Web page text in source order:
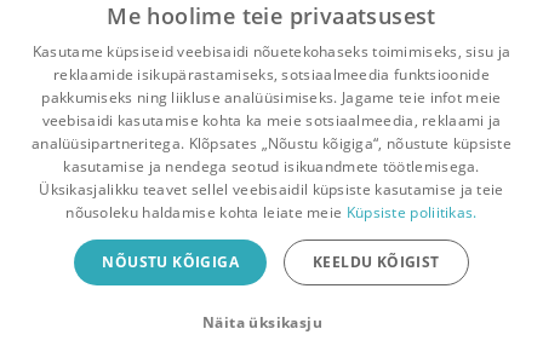
0 0
Pealehele Ostukorv Sõnumid Teated Konto
Raamatuvahetuse mobiiliäpp
Vaheta raamatuid veelgi mugavamalt!
Me hoolime teie privaatsusest
Kasutame küpsiseid veebisaidi nõuetekohaseks toimimiseks, sisu ja
reklaamide isikupärastamiseks, sotsiaalmeedia funktsioonide
pakkumiseks ning liikluse analüüsimiseks. Jagame teie infot meie
veebisaidi kasutamise kohta ka meie sotsiaalmeedia, reklaami ja
analüüsipartneritega. Klõpsates „Nõustu kõigiga“, nõustute küpsiste
kasutamise ja nendega seotud isikuandmete töötlemisega.
Üksikasjalikku teavet sellel veebisaidil küpsiste kasutamise ja teie
nõusoleku haldamise kohta leiate meie Küpsiste poliitikas.
NÕUSTU KÕIGIGA KEELDU KÕIGIST
Näita üksikasju